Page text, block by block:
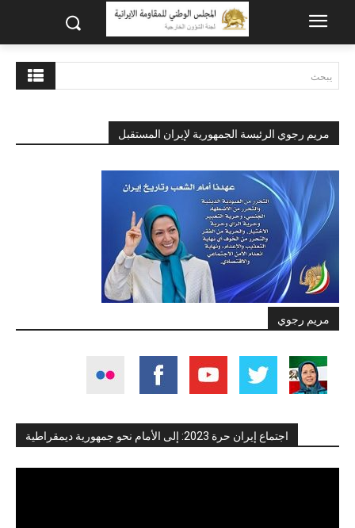
يبحث
مريم رجوي الرئيسة الجمهورية لإيران المستقبل
مريم رجوي
اجتماع إيران حرة 2023: إلى الأمام نحو جمهورية ديمقراطية